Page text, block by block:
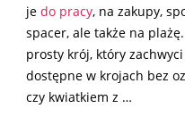
je do pracy, na zakupy,
spacer, ale także na
prosty krój, który
dostępne w krojach bez
czy kwiatkiem z …